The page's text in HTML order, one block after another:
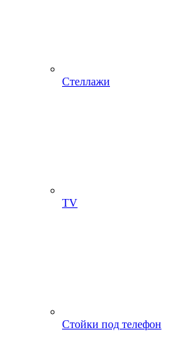
Стеллажи
ТV
Стойки под телефон